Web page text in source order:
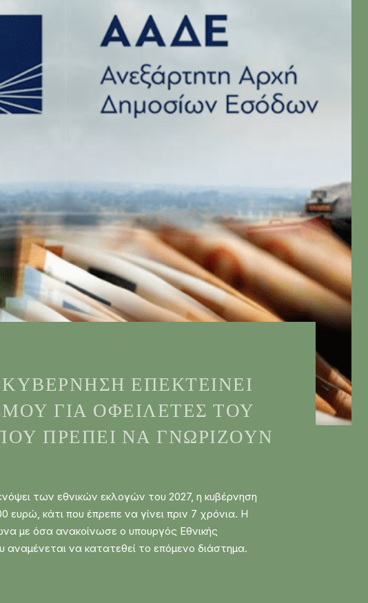
ΕΠΕΚΤΕΊΝΕΙ
ΓΙΑ ΟΦΕΙΛΈΤΕΣ ΤΟΥ
ΠΡΈΠΕΙ ΝΑ ΓΝΩΡΊΖΟΥΝ
των εθνικών εκλογών του 2027, η κυβέρνηση
κάτι που έπρεπε να γίνει πριν 7 χρόνια. Η
με όσα ανακοίνωσε ο υπουργός Εθνικής
αναμένεται να κατατεθεί το επόμενο διάστημα.